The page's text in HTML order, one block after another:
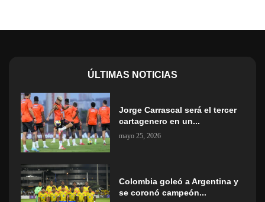
ÚLTIMAS NOTICIAS
Jorge Carrascal será el tercer
cartagenero en un...
mayo 25, 2026
Colombia goleó a Argentina y
se coronó campeón...